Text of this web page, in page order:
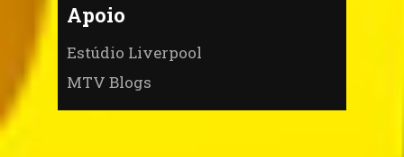
Apoio
Estúdio Liverpool
MTV Blogs